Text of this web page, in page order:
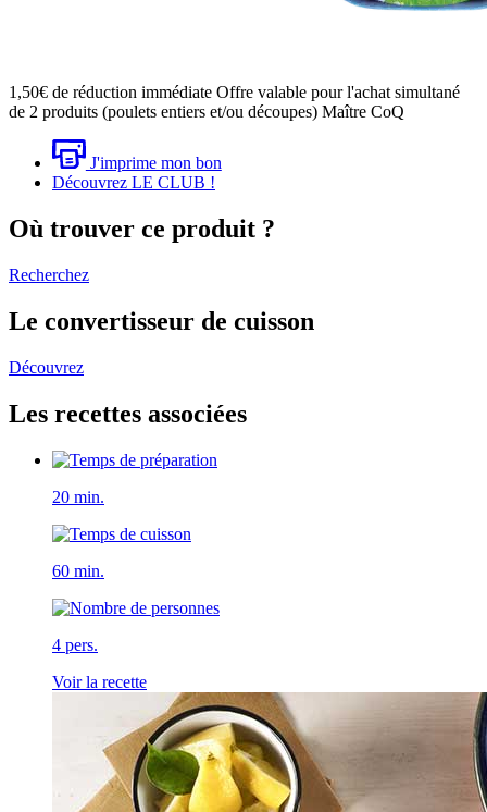
1,50€ de réduction immédiate Offre valable pour l'achat simultané
de 2 produits (poulets entiers et/ou découpes) Maître CoQ
J'imprime mon bon
Découvrez LE CLUB !
Où trouver ce produit ?
Recherchez
Le convertisseur de cuisson
Découvrez
Les recettes associées
20 min.
60 min.
4 pers.
Voir la recette